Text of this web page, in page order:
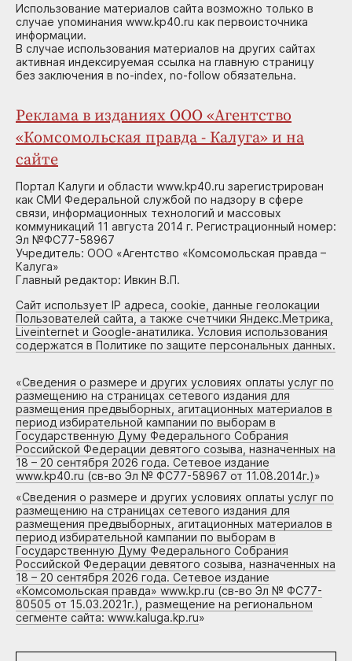
Использование материалов сайта возможно только в
случае упоминания www.kp40.ru как первоисточника
информации.
В случае использования материалов на других сайтах
активная индексируемая ссылка на главную страницу
без заключения в no-index, no-follow обязательна.
Реклама в изданиях ООО «Агентство
«Комсомольская правда - Калуга» и на
сайте
Портал Калуги и области www.kp40.ru зарегистрирован
как СМИ Федеральной службой по надзору в сфере
связи, информационных технологий и массовых
коммуникаций 11 августа 2014 г. Регистрационный номер:
Эл №ФС77-58967
Учредитель: ООО «Агентство «Комсомольская правда –
Калуга»
Главный редактор: Ивкин В.П.
Сайт использует IP адреса, cookie, данные геолокации
Пользователей сайта, а также счетчики Яндекс.Метрика,
Liveinternet и Google-анатилика. Условия использования
содержатся в Политике по защите персональных данных.
«Сведения о размере и других условиях оплаты услуг по
размещению на страницах сетевого издания для
размещения предвыборных, агитационных материалов в
период избирательной кампании по выборам в
Государственную Думу Федерального Собрания
Российской Федерации девятого созыва, назначенных на
18 – 20 сентября 2026 года. Сетевое издание
www.kp40.ru (св-во Эл № ФС77-58967 от 11.08.2014г.)»
«Сведения о размере и других условиях оплаты услуг по
размещению на страницах сетевого издания для
размещения предвыборных, агитационных материалов в
период избирательной кампании по выборам в
Государственную Думу Федерального Собрания
Российской Федерации девятого созыва, назначенных на
18 – 20 сентября 2026 года. Сетевое издание
«Комсомольская правда» www.kp.ru (св-во Эл № ФС77-
80505 от 15.03.2021г.), размещение на региональном
сегменте сайта: www.kaluga.kp.ru»